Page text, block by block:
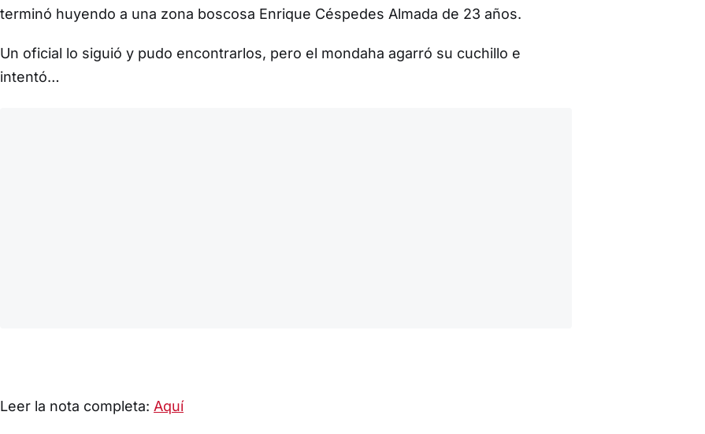
terminó huyendo a una zona boscosa Enrique Céspedes Almada de 23 años.
Un oficial lo siguió y pudo encontrarlos, pero el mondaha agarró su cuchillo e
intentó…
Leer la nota completa: Aquí